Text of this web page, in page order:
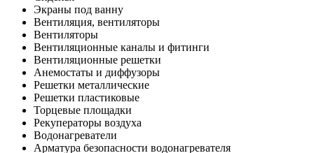
Экраны под ванну
Вентиляция, вентиляторы
Вентиляторы
Вентиляционные каналы и фитинги
Вентиляционные решетки
Анемостаты и диффузоры
Решетки металлические
Решетки пластиковые
Торцевые площадки
Рекуператоры воздуха
Водонагреватели
Арматура безопасности водонагревателя